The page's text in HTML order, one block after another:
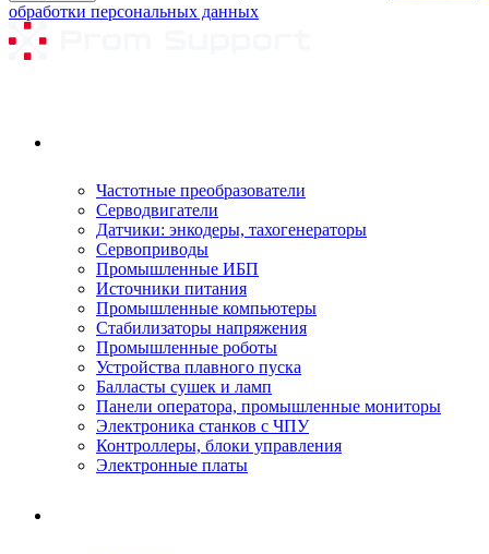
обработки персональных данных
Частотные преобразователи
Серводвигатели
Датчики: энкодеры, тахогенераторы
Сервоприводы
Промышленные ИБП
Источники питания
Промышленные компьютеры
Стабилизаторы напряжения
Промышленные роботы
Устройства плавного пуска
Балласты сушек и ламп
Панели оператора, промышленные мониторы
Электроника станков с ЧПУ
Контроллеры, блоки управления
Электронные платы